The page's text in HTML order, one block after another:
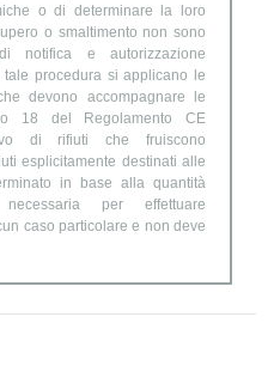
o di determinare la loro
o smaltimento non sono
notifica e autorizzazione
procedura si applicano le
devono accompagnare le
18 del Regolamento CE
di rifiuti che fruiscono
esplicitamente destinati alle
in base alla quantità
per effettuare
caso particolare e non deve